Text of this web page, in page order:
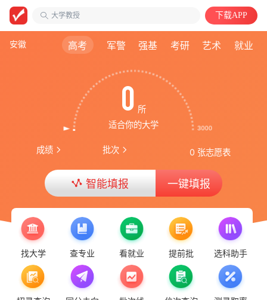
大学教授
中国语言文学类
下载APP
安徽 高考 军警 强基 考研 艺术 就业
0 所
适合你的大学
成绩 批次 0 张志愿表
智能填报 一键填报
找大学 查专业 看就业 提前批 选科助手
高考版关闭 | 非高三用户可正常进行智能填报！